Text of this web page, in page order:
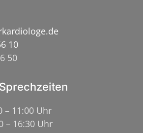
10
50
11:00 Uhr
– 16:30 Uhr